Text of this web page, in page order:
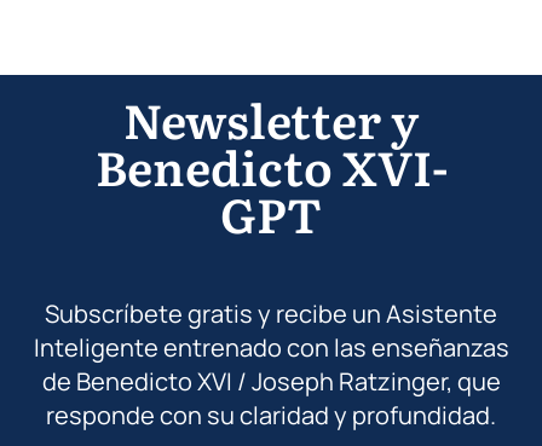
Newsletter y
Benedicto XVI-
GPT
Subscríbete gratis y recibe un Asistente
Inteligente entrenado con las enseñanzas
de Benedicto XVI / Joseph Ratzinger, que
responde con su claridad y profundidad.